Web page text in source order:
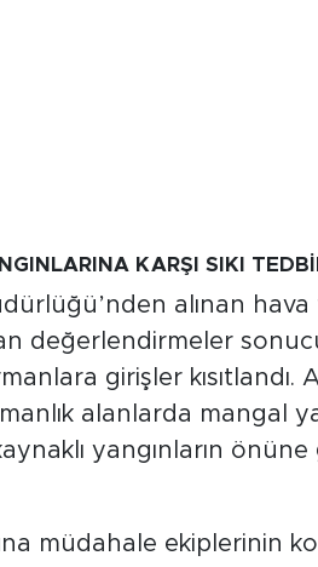
KARŞI SIKI
alınan
değerlendirmeler
girişler kısıtlandı.
alanlarda mangal
yangınların önüne
müdahale ekiplerinin